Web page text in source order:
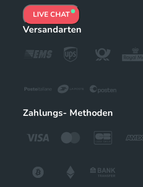
LIVE CHAT
Versandarten
Zahlungs- Methoden